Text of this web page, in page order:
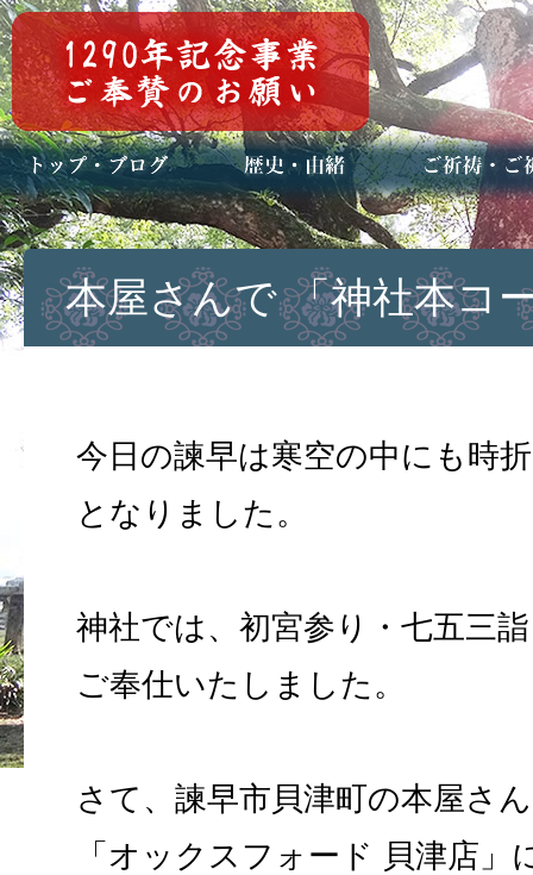
トップページ
ブログ(日々八百万)
お知らせ一覧 歴史・ご祭神
年中行事
メディア掲載 ご祈祷・ご祈
安産祈願
初宮参り
七五三詣
長寿のお祝い
神前結婚式
厄祓い・方位
車のお祓い
地鎮祭
神葬祭（神式
本屋さんで 「神社本コ
今日の諫早は寒空の中にも時
となりました。
神社では、初宮参り・七五三
ご奉仕いたしました。
さて、諫早市貝津町の本屋さん
「オックスフォード 貝津店